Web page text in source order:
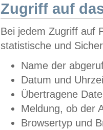
Zugriff auf
Bei jedem Zugriff auf
statistische und
Name der
Datum und
Übertragene
Meldung, ob der
Browsertyp und